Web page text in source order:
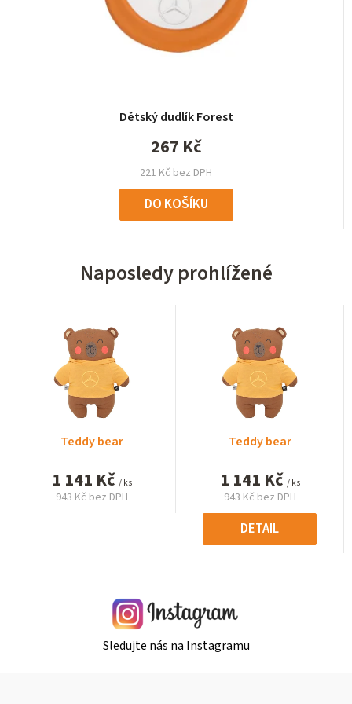
Dětský dudlík Forest
221 Kč bez DPH
267 Kč
DO KOŠÍKU
Naposledy prohlížené
Teddy bear
1 141 Kč / ks
943 Kč bez DPH
Teddy bear
1 141 Kč / ks
943 Kč bez DPH
Měrná
cena:
DETAIL
Sledujte nás na Instagramu